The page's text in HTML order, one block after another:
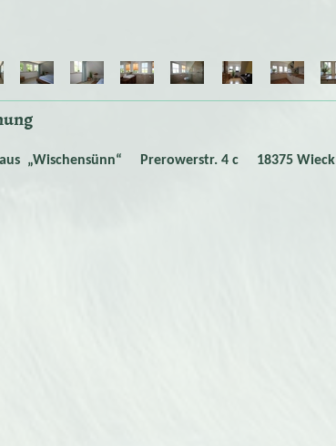
„Wischensünn“ Prerowerstr. 4 c 18375 Wieck